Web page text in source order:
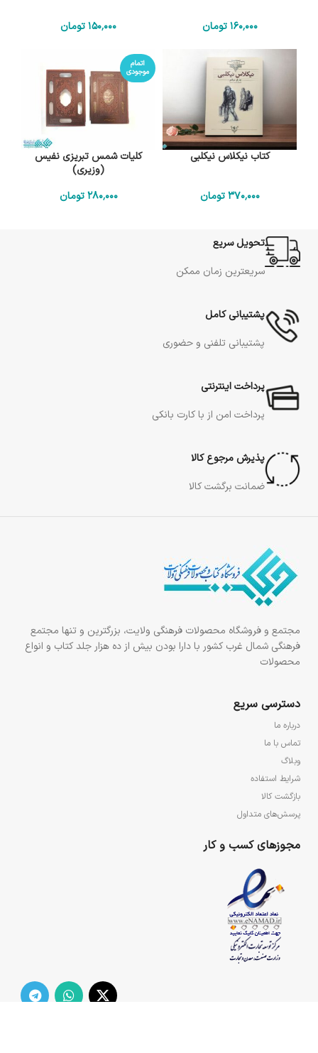
160٬000 تومان 150٬000تومان
کتاب نیکلاس نیکلبی
370٬000 تومان
اتمام
موجودی
کلیات شمس تبریزی نفیس
(وزیری)
280٬000 تومان
تحویل سریع
سریعترین زمان ممکن
پشتیبانی کامل
پشتیبانی تلفنی و حضوری
پرداخت اینترنتی
پرداخت امن از با کارت بانکی
پذیرش مرجوع کالا
ضمانت برگشت کالا
مجتمع و فروشگاه محصولات فرهنگی ولایت، بزرگترین و تنها مجتمع
فرهنگی شمال غرب کشور با دارا بودن بیش از ده هزار جلد کتاب و انواع
محصولات
دسترسی سریع
درباره ما
تماس با ما
وبلاگ
شرایط استفاده
بازگشت کالا
پرسش‌های متداول
مجوزهای کسب و کار